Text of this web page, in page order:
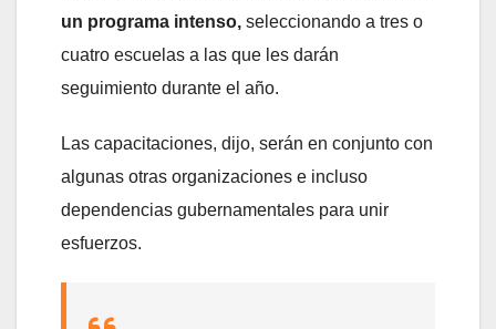
un programa intenso, seleccionando a tres o
cuatro escuelas a las que les darán
seguimiento durante el año.
Las capacitaciones, dijo, serán en conjunto con
algunas otras organizaciones e incluso
dependencias gubernamentales para unir
esfuerzos.